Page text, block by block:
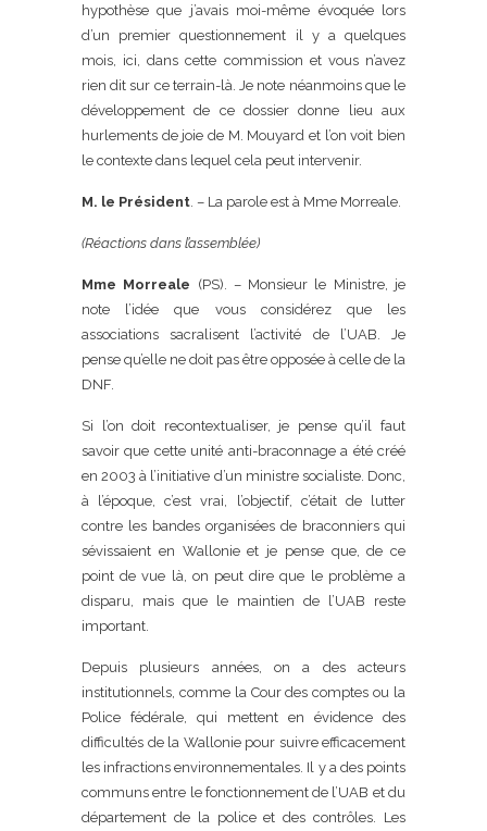
hypothèse que j’avais moi-même évoquée lors
d’un premier questionnement il y a quelques
mois, ici, dans cette commission et vous n’avez
rien dit sur ce terrain-là. Je note néanmoins que le
développement de ce dossier donne lieu aux
hurlements de joie de M. Mouyard et l’on voit bien
le contexte dans lequel cela peut intervenir.
M. le Président. – La parole est à Mme Morreale.
(Réactions dans l’assemblée)
Mme Morreale (PS). – Monsieur le Ministre, je
note l’idée que vous considérez que les
associations sacralisent l’activité de l’UAB. Je
pense qu’elle ne doit pas être opposée à celle de la
DNF.
Si l’on doit recontextualiser, je pense qu’il faut
savoir que cette unité anti-braconnage a été créé
en 2003 à l’initiative d’un ministre socialiste. Donc,
à l’époque, c’est vrai, l’objectif, c’était de lutter
contre les bandes organisées de braconniers qui
sévissaient en Wallonie et je pense que, de ce
point de vue là, on peut dire que le problème a
disparu, mais que le maintien de l’UAB reste
important.
Depuis plusieurs années, on a des acteurs
institutionnels, comme la Cour des comptes ou la
Police fédérale, qui mettent en évidence des
difficultés de la Wallonie pour suivre efficacement
les infractions environnementales. Il y a des points
communs entre le fonctionnement de l’UAB et du
département de la police et des contrôles. Les